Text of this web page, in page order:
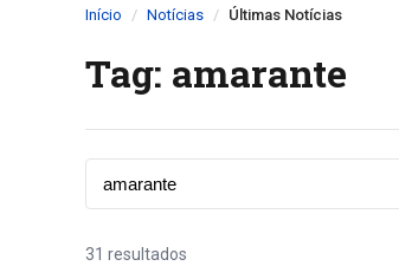
Início Notícias Últimas Notícias
Tag: amarante
31 resultados